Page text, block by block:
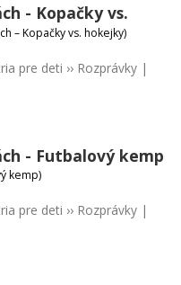
- Kopačky vs.
– Kopačky vs. hokejky)
pre deti ›› Rozprávky|
- Futbalový kemp
kemp)
pre deti ›› Rozprávky |